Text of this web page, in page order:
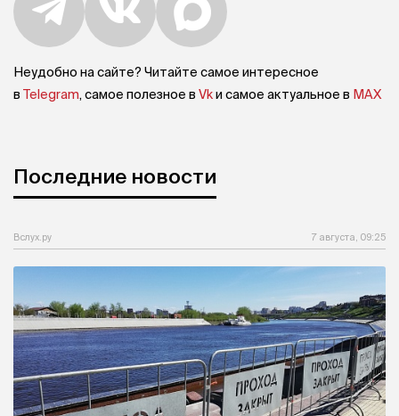
Неудобно на сайте? Читайте самое интересное
в Telegram, самое полезное в Vkи самое актуальное в MAX
Последние новости
Вслух.ру 7 августа, 09:25